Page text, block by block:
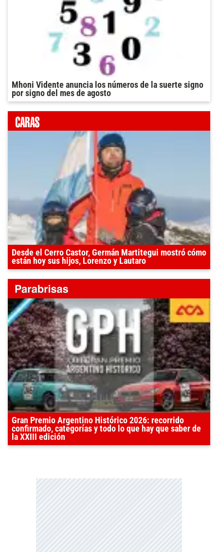
Mhoni Vidente anuncia los números de la suerte signo
por signo del mes de agosto
Desde el Cerro Castor, Germán Martitegui mostró cómo
están hoy sus hijos, Lorenzo y Lautaro
Gran Premio Argentino Histórico 2026: recorrido
confirmado, categorías y todo lo que hay que saber de
la XXIII edición